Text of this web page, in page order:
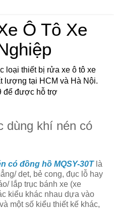
Ô Tô Xe
loại thiết bị rửa xe ô tô xe
lượng tại HCM và Hà Nội.
để được hỗ trợ
dùng khí nén có
có đồng hồ MQSY-30Tlà
dẹt, bẻ cong, đục lỗ hay
lắp trục bánh xe (xe
kiểu khác nhau dựa vào
một số kiểu thiết kế khác,